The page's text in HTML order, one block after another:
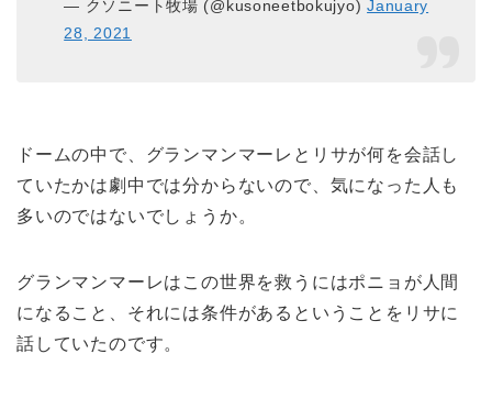
— クソニート牧場 (@kusoneetbokujyo)January
28, 2021
ドームの中で、グランマンマーレとリサが何を会話し
ていたかは劇中では分からないので、気になった人も
多いのではないでしょうか。
グランマンマーレはこの世界を救うにはポニョが人間
になること、それには条件があるということをリサに
話していたのです。